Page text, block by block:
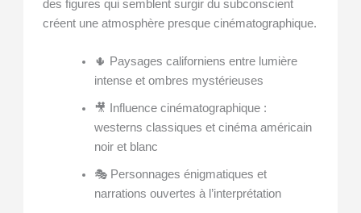
des figures qui semblent surgir du subconscient
créent une atmosphère presque cinématographique.
🌵 Paysages californiens entre lumière
intense et ombres mystérieuses
🎥 Influence cinématographique :
westerns classiques et cinéma américain
noir et blanc
🎭 Personnages énigmatiques et
narrations ouvertes à l’interprétation